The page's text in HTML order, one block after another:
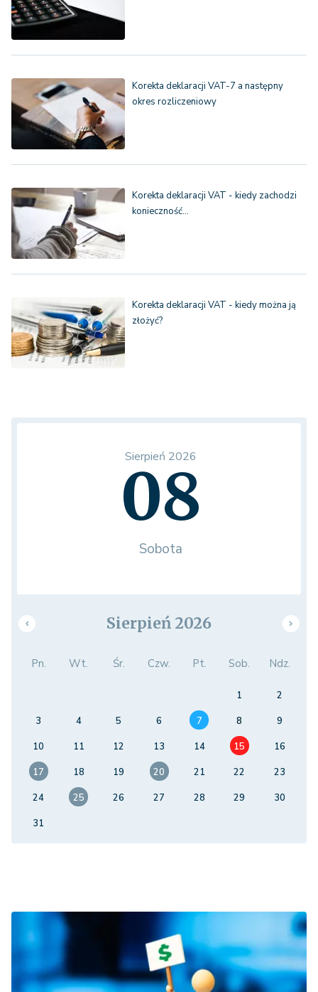
Korekta deklaracji VAT-7 a następny
okres rozliczeniowy
Korekta deklaracji VAT - kiedy zachodzi
konieczność…
Korekta deklaracji VAT - kiedy można ją
złożyć?
Sierpień 2026
08
Sobota
Sierpień 2026
Pn. Wt. Śr. Czw. Pt. Sob. Ndz.
1
2
3
4 5 6 7 8
9
10
11 12 13 14 15
16
17
18 19 20 21 22
23
24
25 26 27 28 29
30
31